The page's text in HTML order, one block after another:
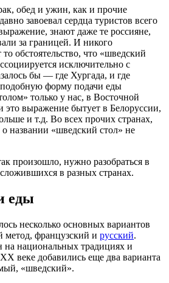
обед и ужин, как и прочие
завоевал сердца туристов всего
знают даже те россияне,
за границей. И никого
обстоятельство, что «шведский
исключительно с
бы — где Хургада, и где
форму подачи еды
только у нас, в Восточной
выражение бытует в Белоруссии,
и т.д. Во всех прочих странах,
названии «шведский стол» не
произошло, нужно разобраться в
в разных странах.
еды
несколько основных вариантов
метод, французский и русский.
национальных традициях и
веке добавились еще два варианта
«шведский».